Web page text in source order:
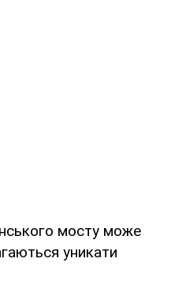
мосту може
уникати